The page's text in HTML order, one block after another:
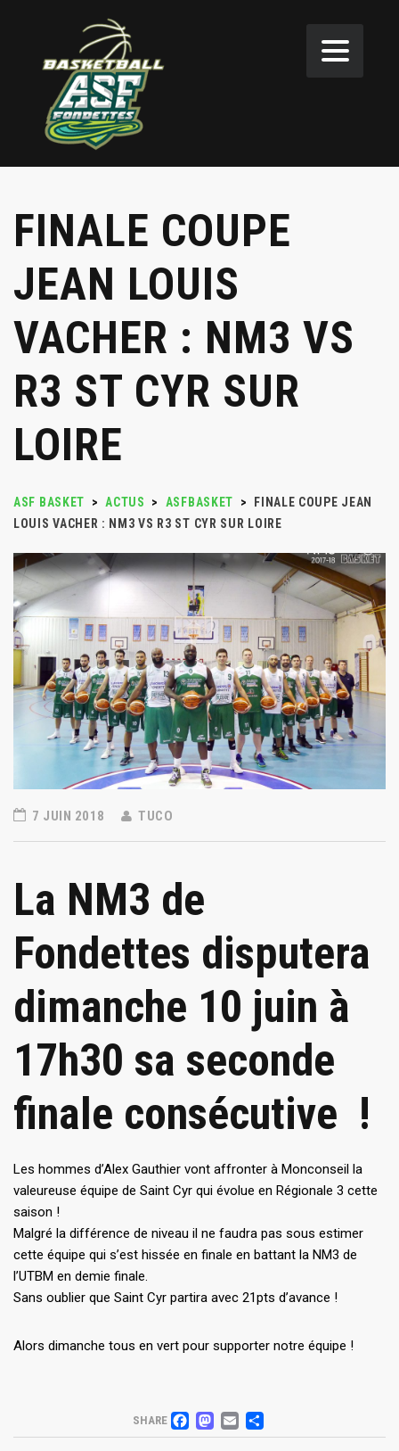
FINALE COUPE
JEAN LOUIS
VACHER : NM3 VS
R3 ST CYR SUR
LOIRE
ASF BASKET > ACTUS > ASFBASKET >
FINALE COUPE JEAN
LOUIS VACHER : NM3 VS R3 ST CYR SUR LOIRE
7 JUIN 2018 TUCO
La NM3 de
Fondettes disputera
dimanche 10 juin à
17h30 sa seconde
finale consécutive !
Les hommes d’Alex Gauthier vont affronter à Monconseil la
valeureuse équipe de Saint Cyr qui évolue en Régionale 3 cette
saison !
Malgré la différence de niveau il ne faudra pas sous estimer
cette équipe qui s’est hissée en finale en battant la NM3 de
l’UTBM en demie finale.
Sans oublier que Saint Cyr partira avec 21pts d’avance !
Alors dimanche tous en vert pour supporter notre équipe !
SHARE FACEBOOK
MASTODON
EMAIL
PARTAGER